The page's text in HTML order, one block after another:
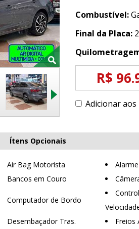
Combustível:
Final da Placa: 2
R$
Adicionar
Ítens Opcionais
Air Bag Motorista
Alarme
Bancos em Couro
Computador de Bordo
Desembaçador Tras.
Freios